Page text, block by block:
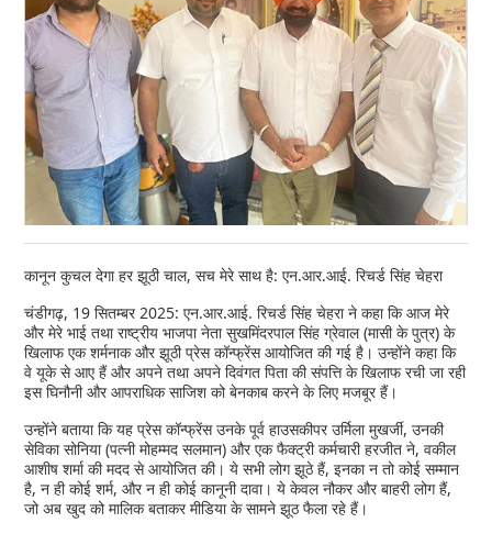
कानून कुचल देगा हर झूठी चाल, सच मेरे साथ है: एन.आर.आई. रिचर्ड सिंह चेहरा
चंडीगढ़, 19 सितम्बर 2025: एन.आर.आई. रिचर्ड सिंह चेहरा ने कहा कि आज मेरे
और मेरे भाई तथा राष्ट्रीय भाजपा नेता सुखमिंदरपाल सिंह ग्रेवाल (मासी के पुत्र) के
खिलाफ एक शर्मनाक और झूठी प्रेस कॉन्फ्रेंस आयोजित की गई है। उन्होंने कहा कि
वे यूके से आए हैं और अपने तथा अपने दिवंगत पिता की संपत्ति के खिलाफ रची जा रही
इस घिनौनी और आपराधिक साजिश को बेनकाब करने के लिए मजबूर हैं।
उन्होंने बताया कि यह प्रेस कॉन्फ्रेंस उनके पूर्व हाउसकीपर उर्मिला मुखर्जी, उनकी
सेविका सोनिया (पत्नी मोहम्मद सलमान) और एक फैक्ट्री कर्मचारी हरजीत ने, वकील
आशीष शर्मा की मदद से आयोजित की। ये सभी लोग झूठे हैं, इनका न तो कोई सम्मान
है, न ही कोई शर्म, और न ही कोई कानूनी दावा। ये केवल नौकर और बाहरी लोग हैं,
जो अब खुद को मालिक बताकर मीडिया के सामने झूठ फैला रहे हैं।